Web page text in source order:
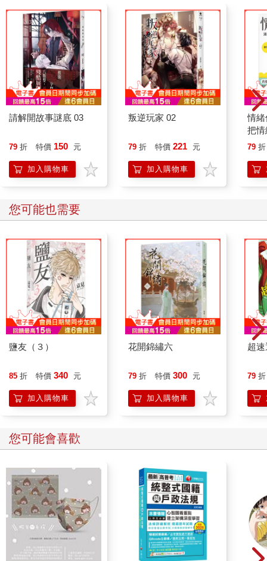
請解開故事謎底 03
79 折 特價 150 元
加入購物車
叛逆玩家 02
79 折 特價 221 元
加入購物車
情
把
誰
79 折
您可能也需要
鹽友（３）
85 折 特價 340 元
加入購物車
花開錦繡六
79 折 特價 300 元
加入購物車
超
79 折
您可能會喜歡